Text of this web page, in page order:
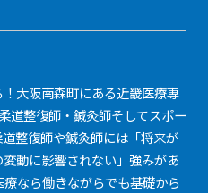
大阪南森町にある近畿医療専
道整復師・鍼灸師そしてスポー
整復師や鍼灸師には「将来が
動に影響されない」強みがあ
なら働きながらでも基礎から